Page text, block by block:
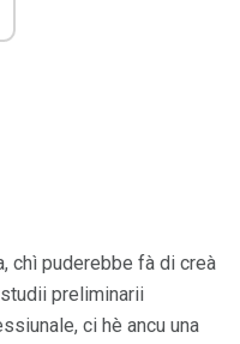
chì puderebbe fà di creà
preliminarii
ci hè ancu una